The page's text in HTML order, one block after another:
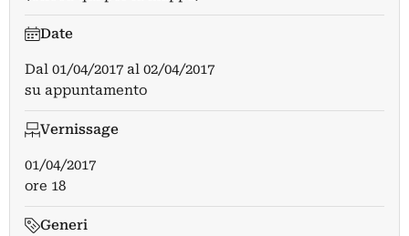
Date
Dal 01/04/2017 al 02/04/2017
su appuntamento
Vernissage
01/04/2017
ore 18
Generi